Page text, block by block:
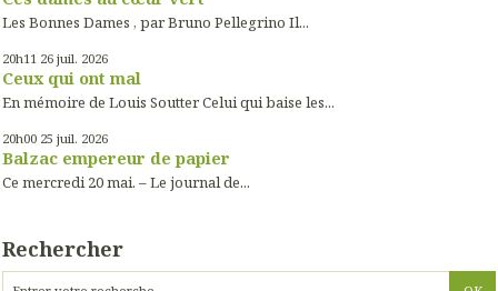
Les Bonnes Dames , par Bruno Pellegrino Il...
20h11 26 juil. 2026
Ceux qui ont mal
En mémoire de Louis Soutter Celui qui baise les...
20h00 25 juil. 2026
Balzac empereur de papier
Ce mercredi 20 mai. – Le journal de...
Rechercher